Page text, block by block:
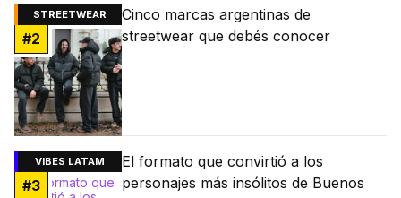
STREETWEAR
#2
Cinco marcas argentinas de
streetwear que debés conocer
VIBES LATAM
#3
El formato que convirtió a los
personajes más insólitos de Buenos